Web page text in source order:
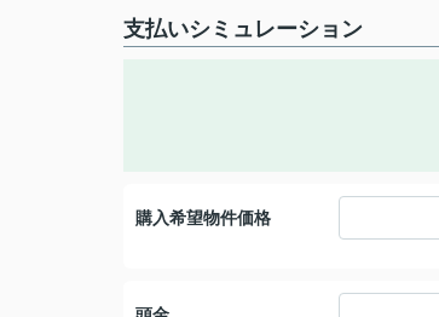
支払いシミュレーション
購入希望物件価格